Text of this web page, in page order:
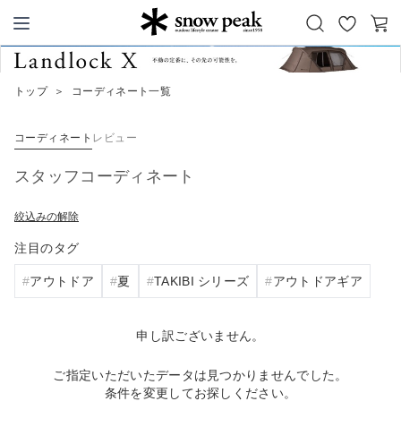
Snow Peak
お
気
カ
トップ ＞ コーディネート一覧
コーディネート レビュー
スタッフコーディネート
絞込みの解除
注目のタグ
アウトドア 夏 TAKIBI シリーズ アウトドアギア
申し訳ございません。
ご指定いただいたデータは見つかりませんでした。
条件を変更してお探しください。